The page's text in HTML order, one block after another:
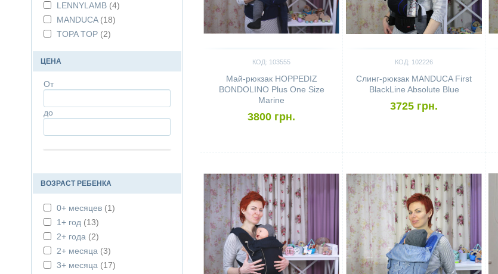
LENNYLAMB (4)
MANDUCA (18)
TOPA TOP (2)
ЦЕНА
От
до
ВОЗРАСТ РЕБЕНКА
0+ месяцев (1)
1+ год (13)
2+ года (2)
2+ месяца (3)
3+ месяца (17)
КОД: 103555
Май-рюкзак HOPPEDIZ
BONDOLINO Plus One Size
Marine
3800 грн.
КОД: 102226
Слинг-рюкзак MANDUCA First
BlackLine Absolute Blue
3725 грн.